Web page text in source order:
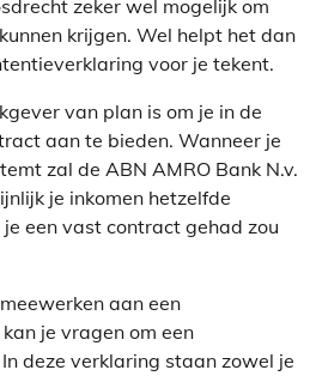
zeker wel mogelijk om
krijgen. Wel helpt het dan
voor je tekent.
van plan is om je in de
aan te bieden. Wanneer je
zal de ABN AMRO Bank N.v.
je inkomen hetzelfde
een vast contract gehad zou
aan een
je vragen om een
deze verklaring staan zowel je